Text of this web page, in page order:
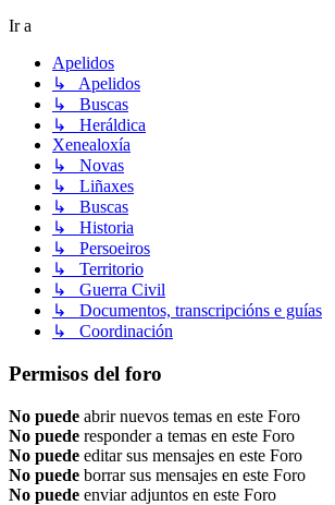
Ir a
Apelidos
↳ Apelidos
↳ Buscas
↳ Heráldica
Xenealoxía
↳ Novas
↳ Liñaxes
↳ Buscas
↳ Historia
↳ Persoeiros
↳ Territorio
↳ Guerra Civil
↳ Documentos, transcripcións e guías
↳ Coordinación
Permisos del foro
No puede abrir nuevos temas en este Foro
No puede responder a temas en este Foro
No puede editar sus mensajes en este Foro
No puede borrar sus mensajes en este Foro
No puede enviar adjuntos en este Foro